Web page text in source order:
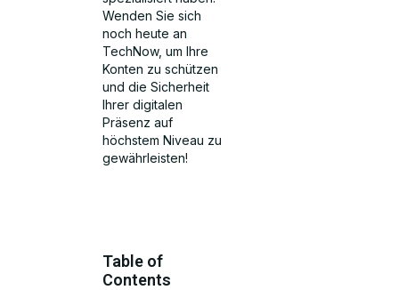
Wenden Sie sich
noch heute an
TechNow, um Ihre
Konten zu schützen
und die Sicherheit
Ihrer digitalen
Präsenz auf
höchstem Niveau zu
gewährleisten!
Table of
Contents